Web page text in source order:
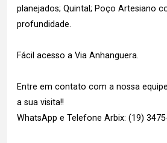
planejados; Quintal; Poço Artesiano
profundidade.
Fácil acesso a Via Anhanguera.
Entre em contato com a nossa
a sua visita!!
WhatsApp e Telefone Arbix: (19)